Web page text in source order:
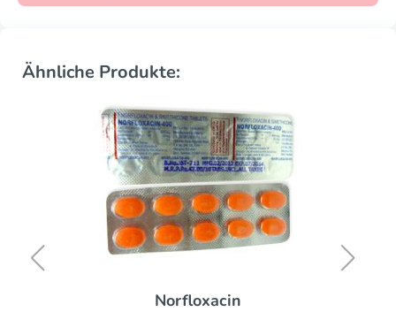
Ähnliche Produkte:
Norfloxacin